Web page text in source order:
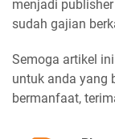
menjadi
sudah gajian
Semoga artikel
untuk anda yang
bermanfaat,